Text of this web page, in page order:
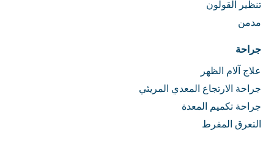
تنظير القولون
مدمن
جراحة
علاج آلام الظهر
جراحة الارتجاع المعدي المريئي
جراحة تكميم المعدة
التعرق المفرط